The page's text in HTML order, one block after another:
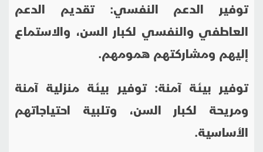
توفير الدعم النفسي: تقديم الدعم
العاطفي والنفسي لكبار السن، والاستماع
إليهم ومشاركتهم همومهم.
توفير بيئة آمنة: توفير بيئة منزلية آمنة
ومريحة لكبار السن، وتلبية احتياجاتهم
الأساسية.